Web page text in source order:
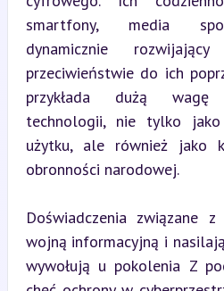
smartfony, media
dynamicznie
przeciwieństwie do ich
przykłada dużą wagę
technologii, nie tylko
użytku, ale również jako
obronności narodowej.
Doświadczenia związane
wojną informacyjną i
wywołują u pokolenia Z